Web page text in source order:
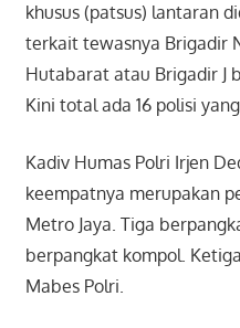
khusus (patsus) lantaran
terkait tewasnya Brigadir
Hutabarat atau Brigadir J
Kini total ada 16 polisi
Kadiv Humas Polri Irjen
keempatnya merupakan
Metro Jaya. Tiga
berpangkat kompol.
Mabes Polri.